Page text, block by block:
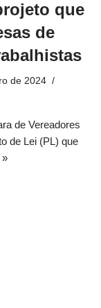
que
de
de 2024
de Vereadores
de Lei (PL) que
»